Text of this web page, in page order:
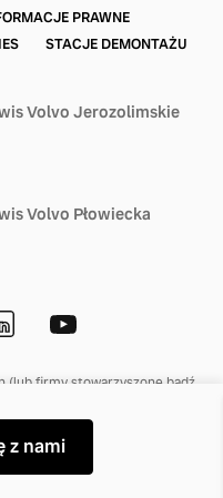
z nami
PRAWNE
STACJE DEMONTAŻU
Volvo Jerozolimskie
Volvo Płowiecka
firmy stowarzyszone bądź